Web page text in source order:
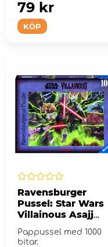
KÖP
79 kr
Ravensburger
Pussel: Star Wars
Villainous Asajj
Ventress 1000 Bitar
Pappussel med 1000
bitar.